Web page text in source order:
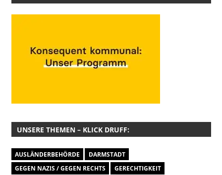
UNSERE THEMEN – KLICK DRUFF:
AUSLÄNDERBEHÖRDE
DARMSTADT
GEGEN NAZIS / GEGEN RECHTS
GERECHTIGKEIT